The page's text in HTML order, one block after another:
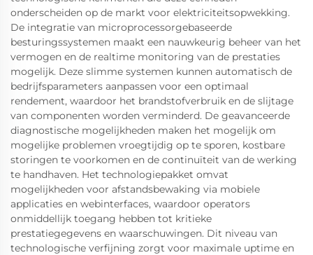
onderscheiden op de markt voor elektriciteitsopwekking.
De integratie van microprocessorgebaseerde
besturingssystemen maakt een nauwkeurig beheer van het
vermogen en de realtime monitoring van de prestaties
mogelijk. Deze slimme systemen kunnen automatisch de
bedrijfsparameters aanpassen voor een optimaal
rendement, waardoor het brandstofverbruik en de slijtage
van componenten worden verminderd. De geavanceerde
diagnostische mogelijkheden maken het mogelijk om
mogelijke problemen vroegtijdig op te sporen, kostbare
storingen te voorkomen en de continuïteit van de werking
te handhaven. Het technologiepakket omvat
mogelijkheden voor afstandsbewaking via mobiele
applicaties en webinterfaces, waardoor operators
onmiddellijk toegang hebben tot kritieke
prestatiegegevens en waarschuwingen. Dit niveau van
technologische verfijning zorgt voor maximale uptime en